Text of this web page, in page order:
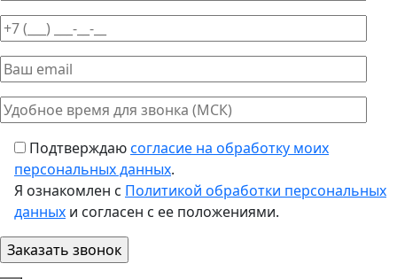
Подтверждаюсогласие на обработку моих
персональных данных.
Я ознакомлен с Политикой обработки персональных
данных и согласен с ее положениями.